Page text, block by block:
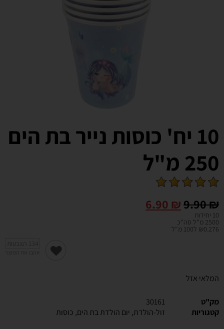
10 יח' כוסות נייר בת הים
250 מ"ל
9.90₪
6.90 ₪
10 יחידות
2500 מ"ל סה"כ
₪0.276 ל100 מ"ל
המלאי אזל
מק"ט
30161
קטגוריות
זול-הולדת, יום הולדת בת הים, כוסות